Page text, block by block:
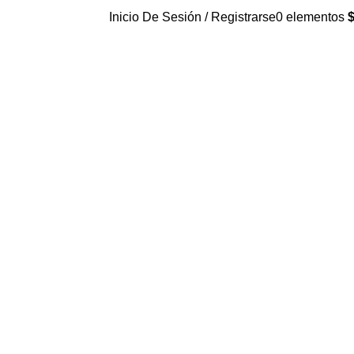
Inicio De Sesión / Registrarse0 elementos $